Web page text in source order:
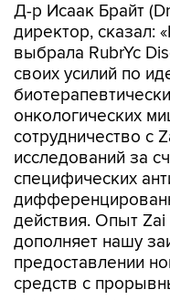
Д-р Исаак Брайт
директор, сказал:
выбрала RubrYc
своих усилий по
онкологических
сотрудничество с
исследований за
специфических
действия. Опыт Zai
дополняет нашу
предоставлении
средств с